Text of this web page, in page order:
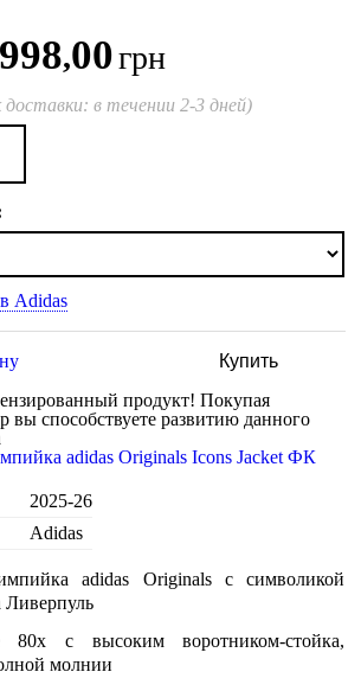
,00грн
доставки: в течении 2-3 дней)
Adidas
Купить
продукт!Покупая
вы способствуете развитию данного
2025-26
Adidas
adidas Originals с символикой
Ливерпуль
с высоким воротником-стойка,
молнии